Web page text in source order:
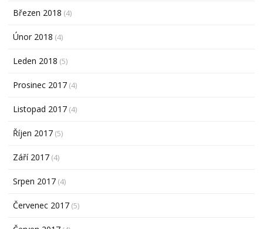
Březen 2018 (4)
Únor 2018 (4)
Leden 2018 (5)
Prosinec 2017 (4)
Listopad 2017 (4)
Říjen 2017 (5)
Září 2017 (4)
Srpen 2017 (4)
Červenec 2017 (5)